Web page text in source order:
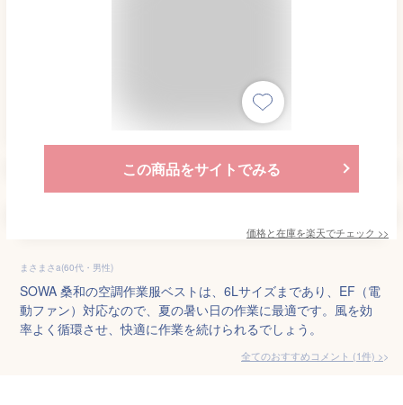
この商品をサイトでみる
価格と在庫を楽天でチェック >>
まさまさa(60代・男性)
SOWA 桑和の空調作業服ベストは、6Lサイズまであり、EF（電
動ファン）対応なので、夏の暑い日の作業に最適です。風を効
率よく循環させ、快適に作業を続けられるでしょう。
全てのおすすめコメント (1件) >